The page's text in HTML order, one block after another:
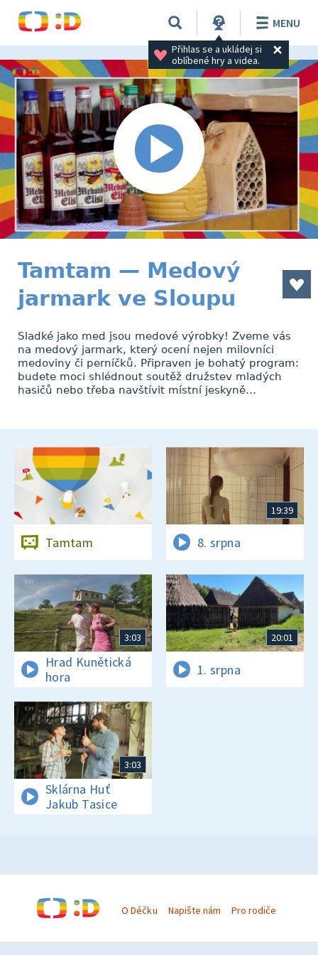
Přihlas se a ukládej si
oblíbené hry a videa.
MENU
Tamtam — Medový
jarmark ve Sloupu
Sladké jako med jsou medové výrobky! Zveme vás
na medový jarmark, který ocení nejen milovníci
medoviny či perníčků. Připraven je bohatý program:
budete moci shlédnout soutěž družstev mladých
hasičů nebo třeba navštívit místní jeskyně…
Tamtam
19:39
8. srpna
3:03
Hrad Kunětická
hora
20:01
1. srpna
3:03
Sklárna Huť
Jakub Tasice
O Déčku Napište nám Pro rodiče